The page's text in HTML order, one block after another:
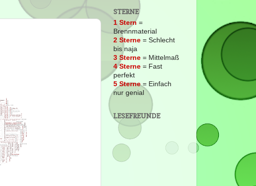
STERNE
1 Stern =
Brennmaterial
2 Sterne = Schlecht
bis naja
3 Sterne = Mittelmaß
4 Sterne = Fast
perfekt
5 Sterne= Einfach
nur genial
LESEFREUNDE